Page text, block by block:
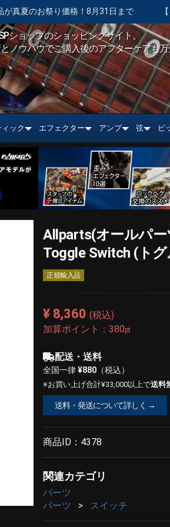
月31日まで 【キャンペーン実施中】
ショップのショッピングサイト。
ノウハウでご購入後のアフターケアも
ック エフェクター アンプ 弦 ピ
Allparts(オールパ
Toggle Switch (ト
正規輸入品
¥ 8,360 (税込)
加算ポイント： 380pt
配送・送料
全国一律¥880 （税込）
※お買い上げ合計¥33,000以上で送料
送料・発送について詳しく →
商品ID： 4378
関連カテゴリ
パーツ
パーツ
スイッチ